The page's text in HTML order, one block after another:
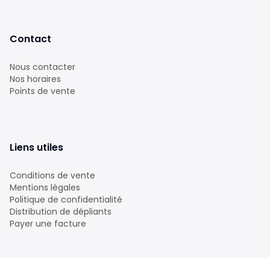
Contact
Nous contacter
Nos horaires
Points de vente
Liens utiles
Conditions de vente
Mentions légales
Politique de confidentialité
Distribution de dépliants
Payer une facture